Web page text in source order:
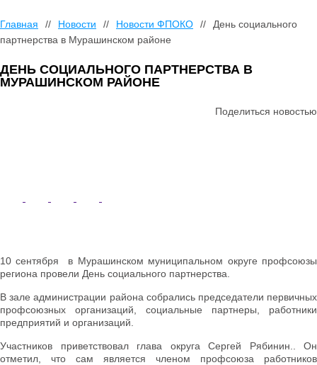
Главная // Новости // Новости ФПОКО //
День социального
партнерства в Мурашинском районе
ДЕНЬ СОЦИАЛЬНОГО ПАРТНЕРСТВА В
МУРАШИНСКОМ РАЙОНЕ
Поделиться новостью
10 сентября в Мурашинском муниципальном округе профсоюзы
региона провели День социального партнерства.
В зале администрации района собрались председатели первичных
профсоюзных организаций, социальные партнеры, работники
предприятий и организаций.
Участников приветствовал глава округа Сергей Рябинин.. Он
отметил, что сам является членом профсоюза работников